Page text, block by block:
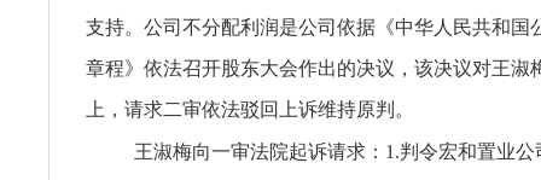
支持。公司不分配利润是公司依据《中华人民共和国
章程》依法召开股东大会作出的决议，该决议对王淑
上，请求二审依法驳回上诉维持原判。
王淑梅向一审法院起诉请求：1.判令宏和置业公